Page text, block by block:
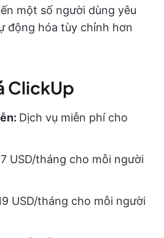
một số người dùng yêu
động hóa tùy chỉnh hơn
ClickUp
Dịch vụ miễn phí cho
7 USD/tháng cho mỗi người
USD/tháng cho mỗi người